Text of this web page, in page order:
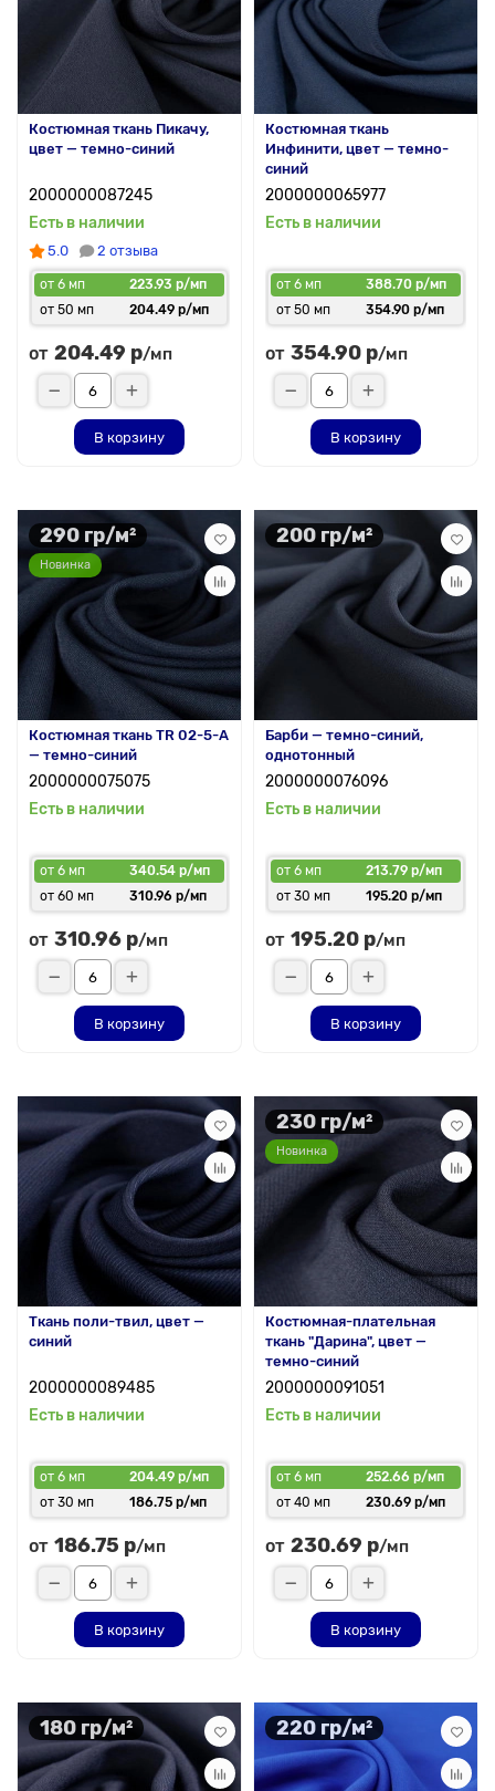
Костюмная ткань Пикачу,
цвет — темно-синий
2000000087245
Есть в наличии
5.0 2 отзыва
от 6 мп
223.93 р/мп
от 50 мп
204.49 р/мп
от 204.49 р/мп
В корзину
Костюмная ткань
Инфинити, цвет — темно-
синий
2000000065977
Есть в наличии
от 6 мп
388.70 р/мп
от 50 мп
354.90 р/мп
от 354.90 р/мп
В корзину
290 гр/м²
Новинка
Костюмная ткань TR 02-5-A
— темно-синий
2000000075075
Есть в наличии
от 6 мп
340.54 р/мп
от 60 мп
310.96 р/мп
от 310.96 р/мп
В корзину
200 гр/м²
Барби — темно-синий,
однотонный
2000000076096
Есть в наличии
от 6 мп
213.79 р/мп
от 30 мп
195.20 р/мп
от 195.20 р/мп
В корзину
Ткань поли-твил, цвет —
синий
2000000089485
Есть в наличии
от 6 мп
204.49 р/мп
от 30 мп
186.75 р/мп
от 186.75 р/мп
В корзину
230 гр/м²
Новинка
Костюмная-плательная
ткань "Дарина", цвет —
темно-синий
2000000091051
Есть в наличии
от 6 мп
252.66 р/мп
от 40 мп
230.69 р/мп
от 230.69 р/мп
В корзину
180 гр/м² 220 гр/м²